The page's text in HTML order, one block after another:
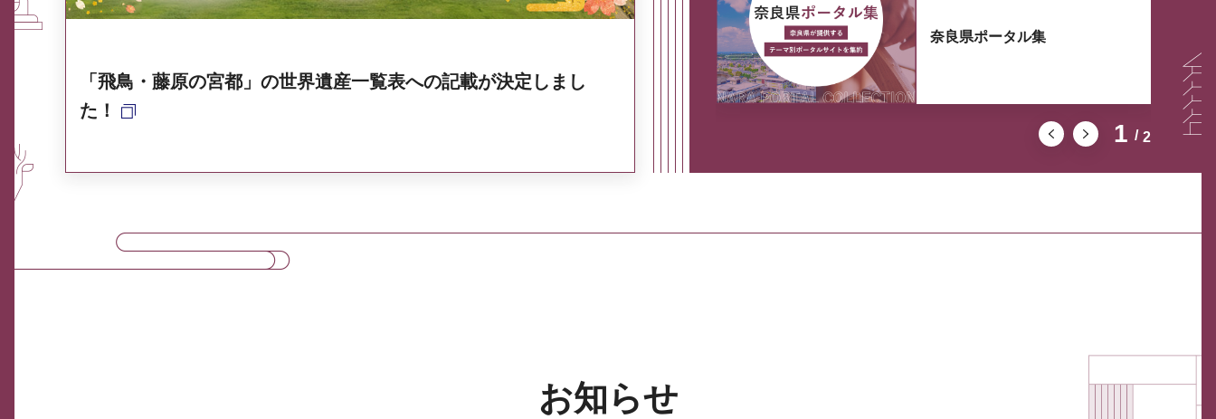
「飛鳥・藤原の宮都」の世界遺産一覧表への記載が決定しまし
た！
1 2
奈良県ポータル集
お知らせ